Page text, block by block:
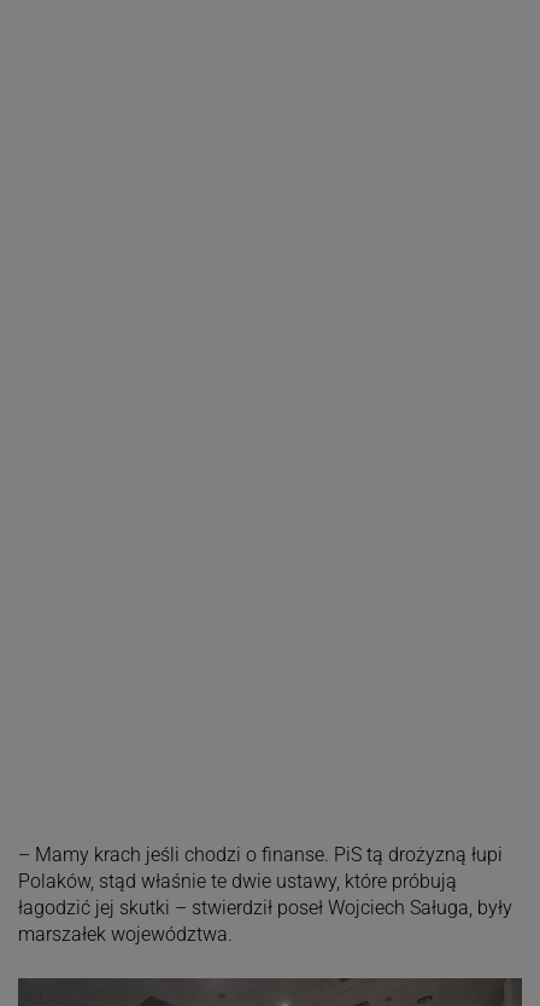
– Mamy krach jeśli chodzi o finanse. PiS tą drożyzną łupi
Polaków, stąd właśnie te dwie ustawy, które próbują
łagodzić jej skutki – stwierdził poseł Wojciech Saługa, były
marszałek województwa.